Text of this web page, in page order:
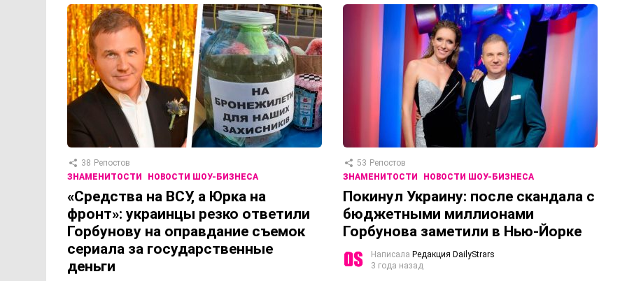
38 Репостов
ЗНАМЕНИТОСТИ
НОВОСТИ ШОУ-БИЗНЕСА
«Средства на ВСУ, а Юрка на
фронт»: украинцы резко ответили
Горбунову на оправдание съемок
сериала за государственные
деньги
53 Репостов
ЗНАМЕНИТОСТИ
НОВОСТИ ШОУ-БИЗНЕСА
Покинул Украину: после скандала с
бюджетными миллионами
Горбунова заметили в Нью-Йорке
Написала Редакция DailyStrars
3 года назад